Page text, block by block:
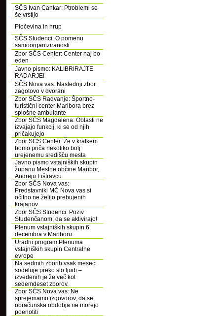
SČS Ivan Cankar: Ptroblemi se
še vrstijo
Pločevina in hrup
SČS Studenci: O pomenu
samoorganiziranosti
Zbor SČS Center: Center naj bo
eden
Javno pismo: KALIBRIRAJTE
RADARJE!
SČS Nova vas: Naslednji zbor
zagotovo v dvorani
Zbor SČS Radvanje: Športno-
turistični center Maribora brez
splošne ambulante
Zbor SČS Magdalena: Oblasti ne
izvajajo funkcij, ki se od njih
pričakujejo
Zbor SČS Center: Že v kratkem
bomo priča nekoliko bolj
urejenemu središču mesta
Javno pismo vstajniških skupin
županu Mestne občine Maribor,
Andreju Fištravcu
Zbor SČS Nova vas:
Predstavniki MČ Nova vas si
očitno ne želijo prebujenih
krajanov
Zbor SČS Studenci: Poziv
Studenčanom, da se aktivirajo!
Plenum vstajniških skupin 6.
decembra v Mariboru
Uradni program Plenuma
vstajniških skupin Centralne
evrope
Na sedmih zborih vsak mesec
sodeluje preko sto ljudi –
izvedenih je že več kot
sedemdeset zborov.
Zbor SČS Nova vas: Ne
sprejemamo izgovorov, da se
obračunska obdobja ne morejo
poenotiti